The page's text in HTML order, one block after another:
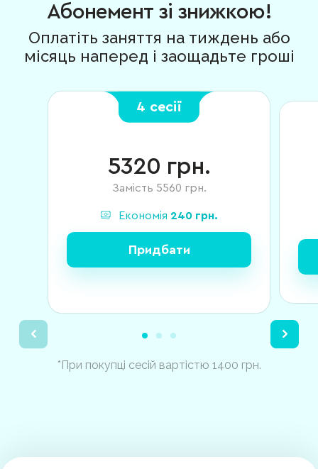
Абонемент зі знижкою!
Оплатіть заняття на тиждень або
місяць наперед і заощадьте гроші
4 сесії
5320 грн.
Замість 5560 грн.
Економія 240 грн.
Придбати
*При покупці сесій вартістю 1400 грн.